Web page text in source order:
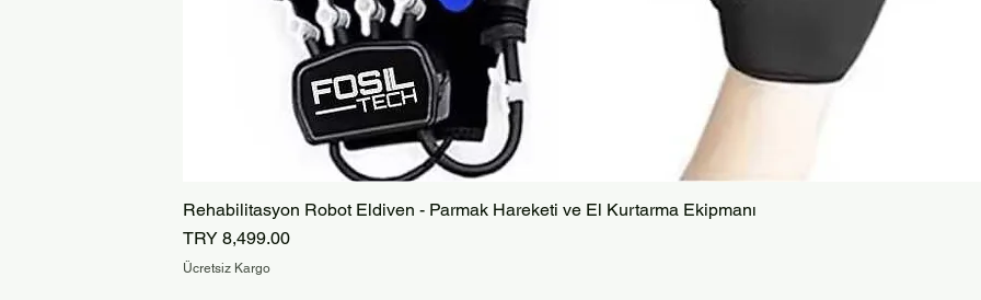
Quick View
Rehabilitasyon Robot Eldiven - Parmak Hareketi ve El Kurtarma Ekipmanı
Price
TRY 8,499.00
Ücretsiz Kargo